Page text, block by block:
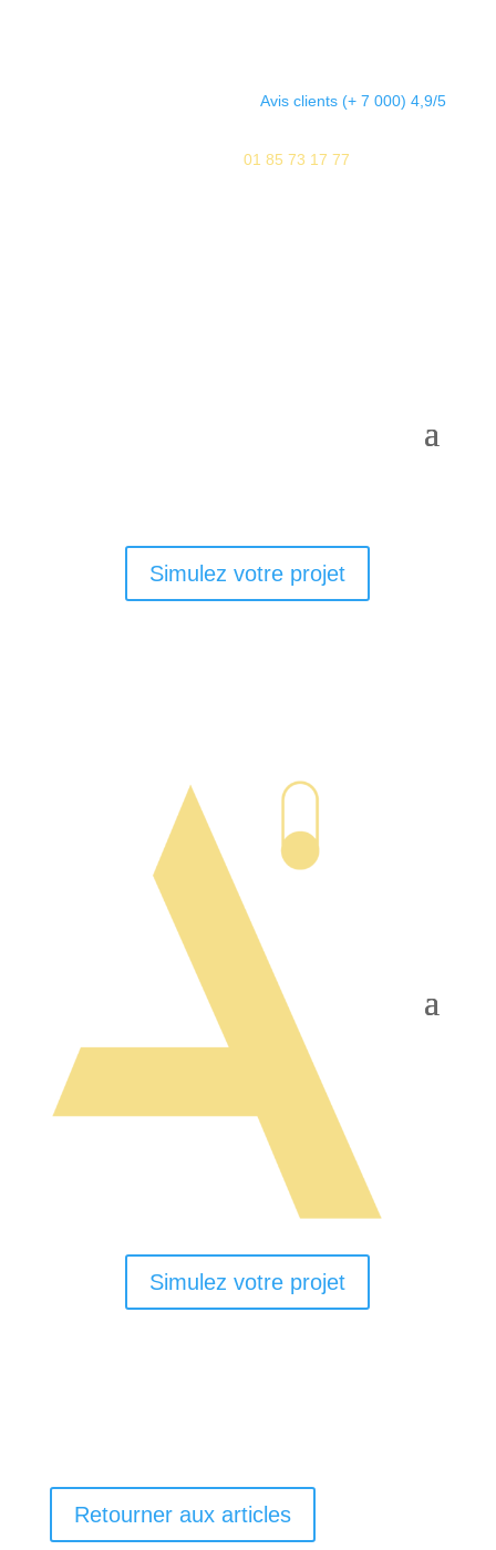
Avis clients (+ 7 000) 4,9/5
01 85 73 17 77
Simulez votre projet
Simulez votre projet
Retourner aux articles